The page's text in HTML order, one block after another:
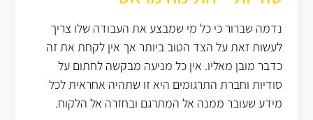
נדמה שברור כי כל מי שמבצע את העבודה שלו צריך
לעשות זאת על הצד הטוב ביותר אך אין לקחת את זה
כדבר מובן מאליו. אין כל מניעה מבקשה לחתום על
סודיות וחברת התרגומים היא זו שתהיה אחראית לכל
מידע שעובר ממנה אל המתרגם ובחזרה אל הלקוח.